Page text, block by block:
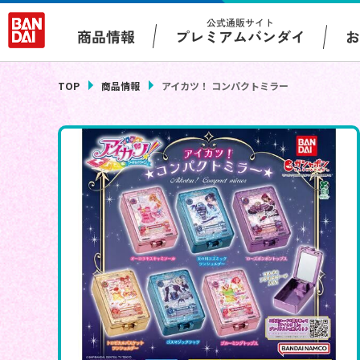
商品情報
公式通販サイト
プレミアムバンダイ
TOP 商品情報 アイカツ！ コンパクトミラー